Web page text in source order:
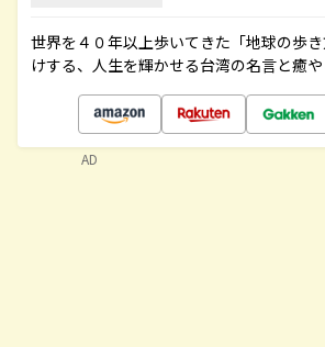
世界を４０年以上歩いてきた「地球の歩
けする、人生を輝かせる台湾の名言と癒
AD